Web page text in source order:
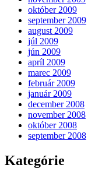
október 2009
september 2009
august 2009
júl 2009
jún 2009
apríl 2009
marec 2009
február 2009
január 2009
december 2008
november 2008
október 2008
september 2008
Kategórie